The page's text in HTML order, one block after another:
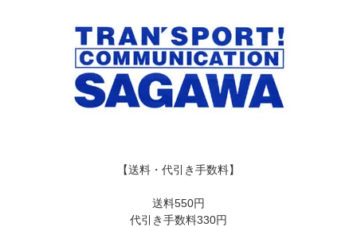
【送料・代引き手数料】
送料550円
代引き手数料330円